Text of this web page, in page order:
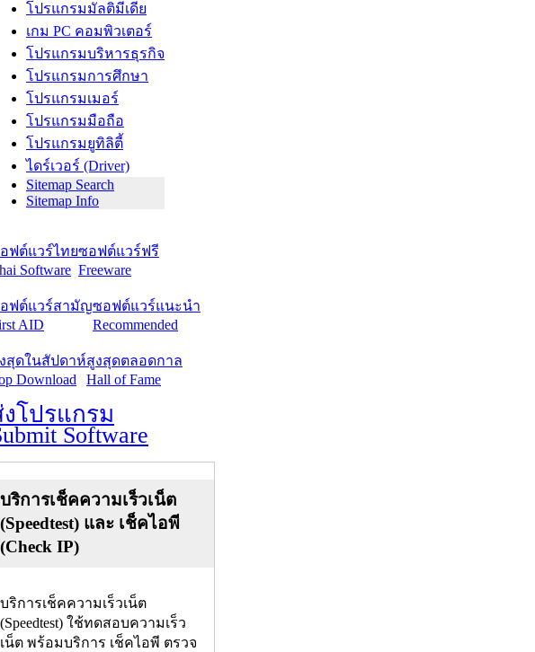
โปรแกรมมัลติมีเดีย
เกม PC คอมพิวเตอร์
โปรแกรมบริหารธุรกิจ
โปรแกรมการศึกษา
โปรแกรมเมอร์
โปรแกรมมือถือ
โปรแกรมยูทิลิตี้
ไดร์เวอร์ (Driver)
Sitemap Search
Sitemap Info
ฟต์แวร์ไทย
Software
ซอฟต์แวร์ฟรี
Freeware
ฟต์แวร์สามัญ
AID
ซอฟต์แวร์แนะนำ
Recommended
สุดในสัปดาห์
Download
สูงสุดตลอดกาล
Hall of Fame
โปรแกรม
Software
บริการเช็คความเร็วเน็ต
(Speedtest) และ เช็คไอพี
(Check IP)
บริการเช็คความเร็วเน็ต
(Speedtest) ใช้ทดสอบความเร็ว
เน็ต พร้อมบริการ เช็คไอพี ตรวจ